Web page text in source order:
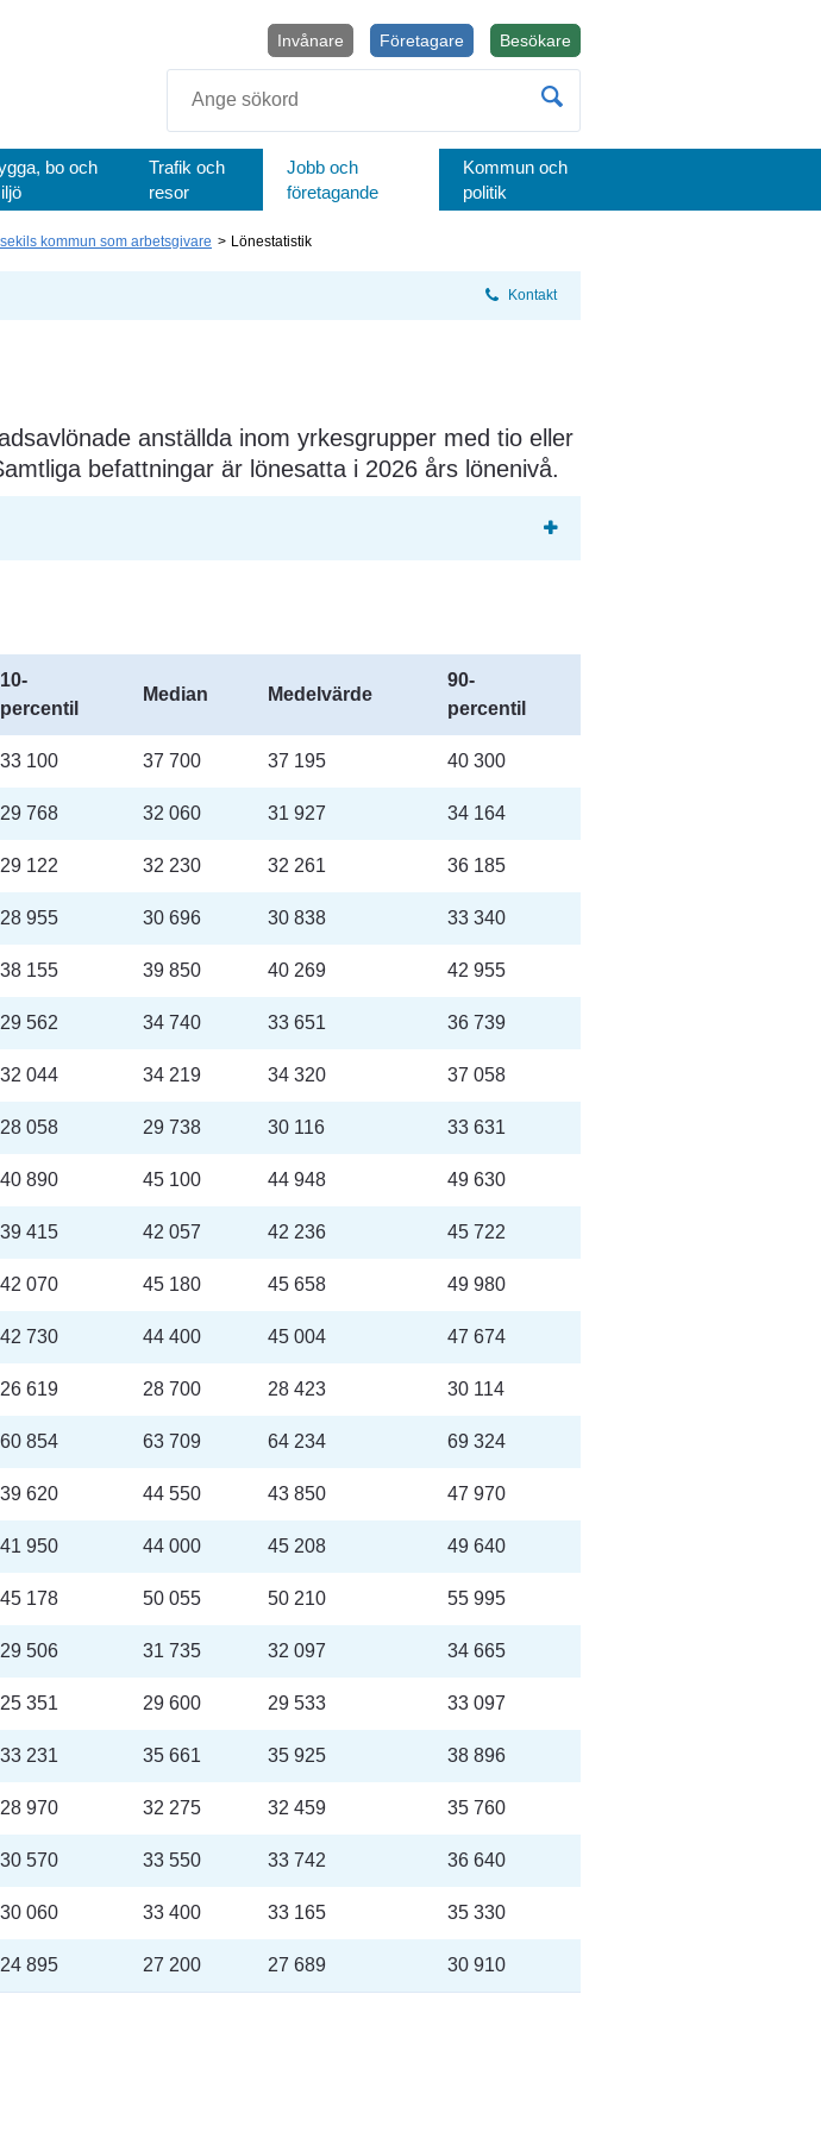
BesökareÖppnas i nytt fönster.
Företagare
Invånare
bo och
Trafik och
resor
Jobb och
företagande
Kommun och
politik
kommun som arbetsgivare Lönestatistik
Kontakt
anställda inom yrkesgrupper med tio eller
befattningar är lönesatta i 2026 års lönenivå.
10-
percentil
Median Medelvärde
90-
percentil
33 100 37 700 37 195 40 300
29 768 32 060 31 927 34 164
29 122 32 230 32 261 36 185
28 955 30 696 30 838 33 340
38 155 39 850 40 269 42 955
29 562 34 740 33 651 36 739
32 044 34 219 34 320 37 058
28 058 29 738 30 116 33 631
40 890 45 100 44 948 49 630
39 415 42 057 42 236 45 722
42 070 45 180 45 658 49 980
42 730 44 400 45 004 47 674
26 619 28 700 28 423 30 114
60 854 63 709 64 234 69 324
39 620 44 550 43 850 47 970
41 950 44 000 45 208 49 640
45 178 50 055 50 210 55 995
29 506 31 735 32 097 34 665
25 351 29 600 29 533 33 097
33 231 35 661 35 925 38 896
28 970 32 275 32 459 35 760
30 570 33 550 33 742 36 640
30 060 33 400 33 165 35 330
24 895 27 200 27 689 30 910